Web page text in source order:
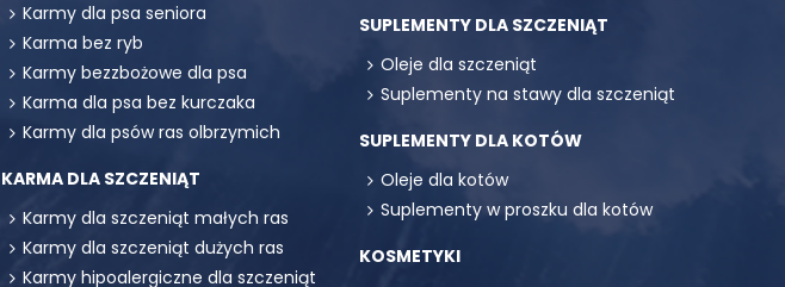
Karmy dla psa seniora
Karma bez ryb
Karmy bezzbożowe dla psa
Karma dla psa bez kurczaka
Karmy dla psów ras olbrzymich
KARMA DLA SZCZENIĄT
Karmy dla szczeniąt małych ras
Karmy dla szczeniąt dużych ras
Karmy hipoalergiczne dla szczeniąt
SUPLEMENTY DLA SZCZENIĄT
Oleje dla szczeniąt
Suplementy na stawy dla szczeniąt
SUPLEMENTY DLA KOTÓW
Oleje dla kotów
Suplementy w proszku dla kotów
KOSMETYKI